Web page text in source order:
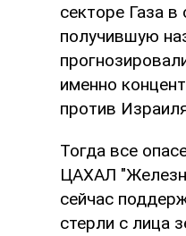
секторе Газа
получившую
именно
против
Тогда все
ЦАХАЛ
сейчас
стерли с лица